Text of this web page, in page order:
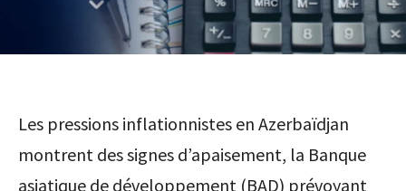
Les pressions inflationnistes en Azerbaïdjan
montrent des signes d’apaisement, la Banque
asiatique de développement (BAD) prévoyant